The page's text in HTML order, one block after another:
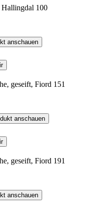
Hallingdal 100
anschauen
geseift, Fiord 151
anschauen
geseift, Fiord 191
anschauen